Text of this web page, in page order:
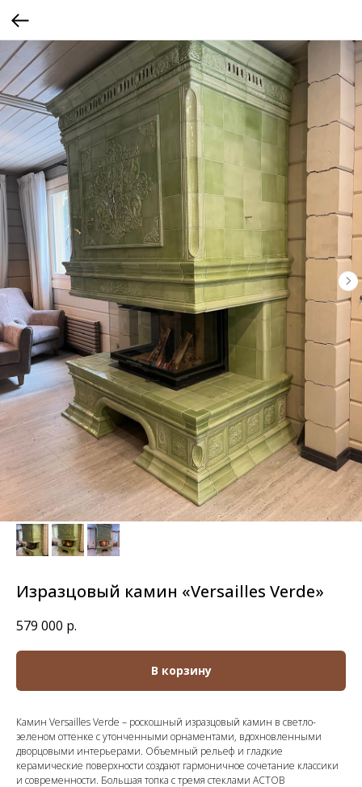
Изразцовый камин «Versailles Verde»
579 000 р.
В корзину
Камин Versailles Verde – роскошный изразцовый камин в светло-
зеленом оттенке с утонченными орнаментами, вдохновленными
дворцовыми интерьерами. Объемный рельеф и гладкие
керамические поверхности создают гармоничное сочетание классики
и современности. Большая топка с тремя стеклами АСТОВ